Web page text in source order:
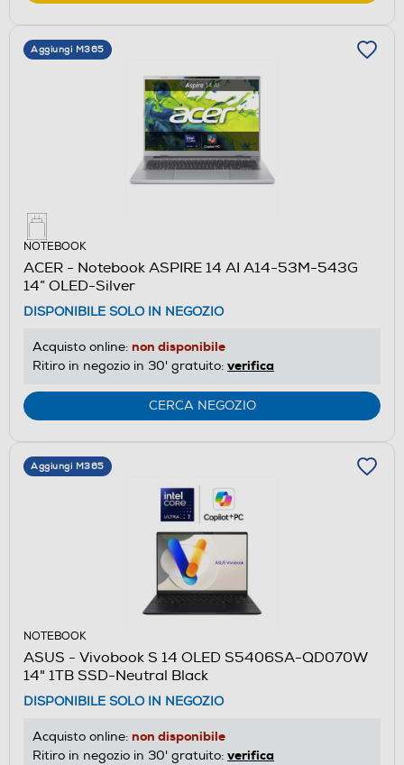
Aggiungi M365
NOTEBOOK
ACER - Notebook ASPIRE 14 AI A14-53M-543G
14” OLED-Silver
DISPONIBILE SOLO IN NEGOZIO
Acquisto online: non disponibile
Ritiro in negozio in 30' gratuito: verifica
CERCA NEGOZIO
Aggiungi M365
NOTEBOOK
ASUS - Vivobook S 14 OLED S5406SA-QD070W
14" 1TB SSD-Neutral Black
DISPONIBILE SOLO IN NEGOZIO
Acquisto online: non disponibile
Ritiro in negozio in 30' gratuito: verifica